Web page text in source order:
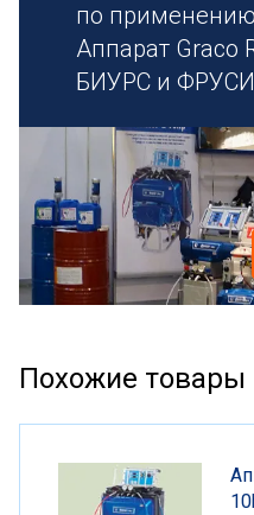
по
Аппарат Graco
БИУРС и
Похожие товары